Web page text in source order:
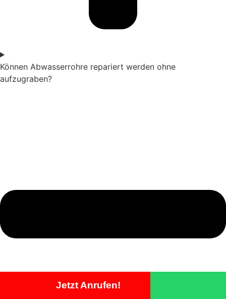
Können Abwasserrohre repariert werden ohne
aufzugraben?
Jetzt Anrufen!